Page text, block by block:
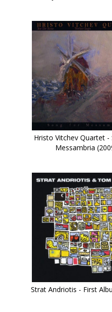
Hristo Vitchev Quartet -
Messambria
Strat Andriotis - First